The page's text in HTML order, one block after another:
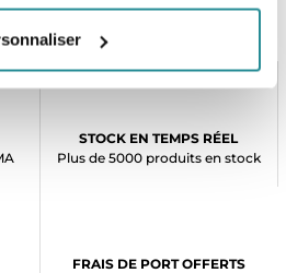
STOCK EN TEMPS RÉEL
Plus de 5000 produits en stock
FRAIS DE PORT OFFERTS